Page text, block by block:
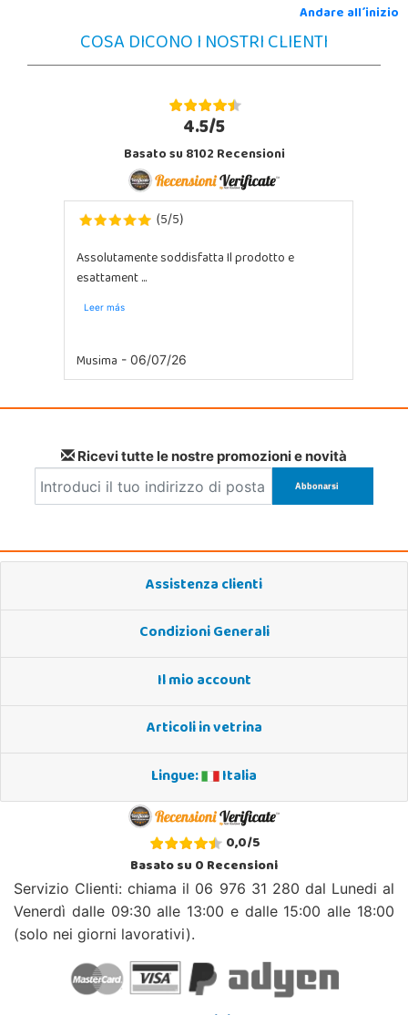
Andare all´inizio
COSA DICONO I NOSTRI CLIENTI
4.5/5
Basato su 8102 Recensioni
(5/5)
Assolutamente soddisfatta Il prodotto e
esattament ...
Leer más
Musima - 06/07/26
Ricevi tutte le nostre promozioni e novità
Assistenza clienti
Condizioni Generali
Il mio account
Articoli in vetrina
Lingue:
Italia
0,0/5
Basato su0Recensioni
Servizio Clienti: chiama il 06 976 31 280 dal Lunedi al
Venerdì dalle 09:30 alle 13:00 e dalle 15:00 alle 18:00
(solo nei giorni lavorativi).